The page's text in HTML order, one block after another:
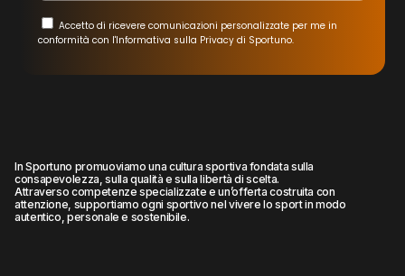
Accetto di ricevere comunicazioni personalizzate per me in
conformità con l'Informativa sulla Privacy di Sportuno.
In Sportuno promuoviamo una cultura sportiva fondata sulla
consapevolezza, sulla qualità e sulla libertà di scelta.
Attraverso competenze specializzate e un’offerta costruita con
attenzione, supportiamo ogni sportivo nel vivere lo sport in modo
autentico, personale e sostenibile.